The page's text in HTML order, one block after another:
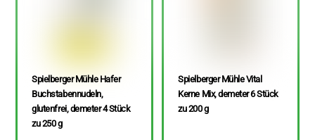
Spielberger Mühle Hafer
Buchstabennudeln,
glutenfrei, demeter 4 Stück
zu 250 g
Spielberger Mühle Vital
Kerne Mix, demeter 6 Stück
zu 200 g